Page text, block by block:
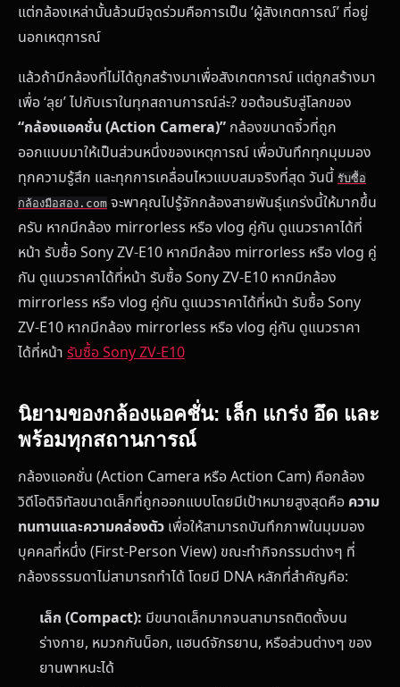
แต่กล้องเหล่านั้นล้วนมีจุดร่วมคือการเป็น ‘ผู้สังเกตการณ์’ ที่อยู่
นอกเหตุการณ์
แล้วถ้ามีกล้องที่ไม่ได้ถูกสร้างมาเพื่อสังเกตการณ์ แต่ถูกสร้างมา
เพื่อ ‘ลุย’ ไปกับเราในทุกสถานการณ์ล่ะ? ขอต้อนรับสู่โลกของ
“กล้องแอคชั่น (Action Camera)” กล้องขนาดจิ๋วที่ถูก
ออกแบบมาให้เป็นส่วนหนึ่งของเหตุการณ์ เพื่อบันทึกทุกมุมมอง
ทุกความรู้สึก และทุกการเคลื่อนไหวแบบสมจริงที่สุด วันนี้ รับซื้อ
กล้องมือสอง.com จะพาคุณไปรู้จักกล้องสายพันธุ์แกร่งนี้ให้มากขึ้น
ครับ หากมีกล้อง mirrorless หรือ vlog คู่กัน ดูแนวราคาได้ที่
หน้า รับซื้อ Sony ZV-E10 หากมีกล้อง mirrorless หรือ vlog คู่
กัน ดูแนวราคาได้ที่หน้า รับซื้อ Sony ZV-E10 หากมีกล้อง
mirrorless หรือ vlog คู่กัน ดูแนวราคาได้ที่หน้า รับซื้อ Sony
ZV-E10 หากมีกล้อง mirrorless หรือ vlog คู่กัน ดูแนวราคา
ได้ที่หน้า รับซื้อ Sony ZV-E10
นิยามของกล้องแอคชั่น: เล็ก แกร่ง อึด และ
พร้อมทุกสถานการณ์
กล้องแอคชั่น (Action Camera หรือ Action Cam) คือกล้อง
วิดีโอดิจิทัลขนาดเล็กที่ถูกออกแบบโดยมีเป้าหมายสูงสุดคือ ความ
ทนทานและความคล่องตัว เพื่อให้สามารถบันทึกภาพในมุมมอง
บุคคลที่หนึ่ง (First-Person View) ขณะทำกิจกรรมต่างๆ ที่
กล้องธรรมดาไม่สามารถทำได้ โดยมี DNA หลักที่สำคัญคือ:
เล็ก (Compact): มีขนาดเล็กมากจนสามารถติดตั้งบน
ร่างกาย, หมวกกันน็อก, แฮนด์จักรยาน, หรือส่วนต่างๆ ของ
ยานพาหนะได้